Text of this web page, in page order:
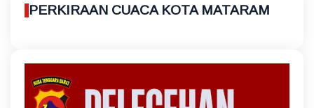
PERKIRAAN CUACA KOTA MATARAM